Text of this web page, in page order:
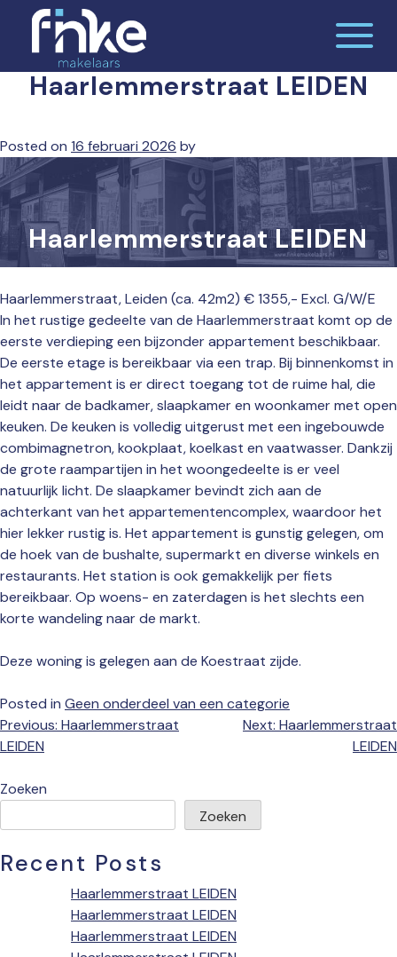
content
Finke makelaars
De makelaardij waar jij je thuis voelt
Haarlemmerstraat LEIDEN
Posted on 16 februari 2026 by
Haarlemmerstraat LEIDEN
Haarlemmerstraat, Leiden (ca. 42m2) € 1355,- Excl. G/W/E
In het rustige gedeelte van de Haarlemmerstraat komt op de
eerste verdieping een bijzonder appartement beschikbaar.
De eerste etage is bereikbaar via een trap. Bij binnenkomst in
het appartement is er direct toegang tot de ruime hal, die
leidt naar de badkamer, slaapkamer en woonkamer met open
keuken. De keuken is volledig uitgerust met een ingebouwde
combimagnetron, kookplaat, koelkast en vaatwasser. Dankzij
de grote raampartijen in het woongedeelte is er veel
natuurlijk licht. De slaapkamer bevindt zich aan de
achterkant van het appartementencomplex, waardoor het
hier lekker rustig is. Het appartement is gunstig gelegen, om
de hoek van de bushalte, supermarkt en diverse winkels en
restaurants. Het station is ook gemakkelijk per fiets
bereikbaar. Op woens- en zaterdagen is het slechts een
korte wandeling naar de markt.
Deze woning is gelegen aan de Koestraat zijde.
Posted in Geen onderdeel van een categorie
Bericht
navigatie
Previous: Haarlemmerstraat
LEIDEN
Next: Haarlemmerstraat
LEIDEN
Zoeken
Zoeken
Recent Posts
Haarlemmerstraat LEIDEN
Haarlemmerstraat LEIDEN
Haarlemmerstraat LEIDEN